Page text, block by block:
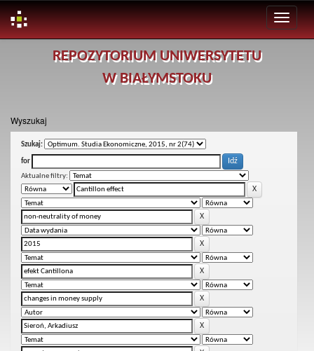
REPOZYTORIUM UNIWERSYTETU
W BIAŁYMSTOKU
Wyszukaj
Szukaj:
for
Aktualne filtry: